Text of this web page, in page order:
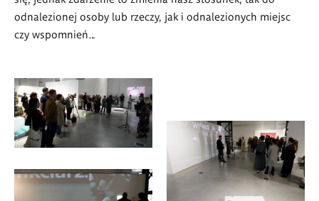
odnalezionej osoby lub rzeczy, jak i odnalezionych miejsc
czy wspomnień…